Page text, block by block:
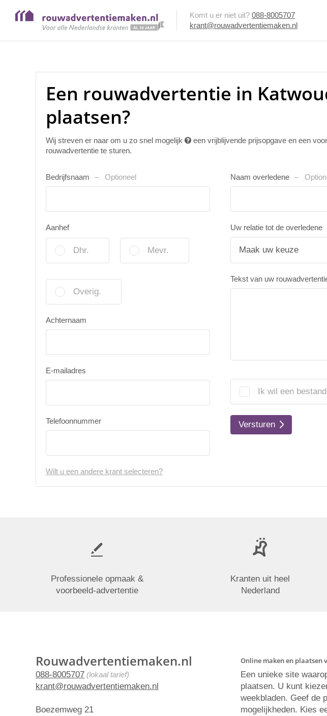
Komt u er niet uit? 088-8005707
krant@rouwadvertentiemaken.nl
Een rouwadvertentie in
plaatsen?
Wij streven er naar om u zo snel mogelijk
een vrijblijvende prijsopgave en een
rouwadvertentie te sturen.
Bedrijfsnaam Optioneel
Aanhef
Dhr. Mevr.
Overig.
Achternaam
E-mailadres
Telefoonnummer
Naam overledene
Uw relatie tot de overledene
Tekst van uw
Ik wil een
Versturen
Wilt u een andere krant selecteren?
Professionele opmaak &
voorbeeld-advertentie
Kranten uit heel
Nederland
Rouwadvertentiemaken.nl
088-8005707 (lokaal tarief)
krant@rouwadvertentiemaken.nl
Boezemweg 21
Online maken en plaatsen
Een unieke site
plaatsen. U kunt
weekbladen. Geef de
mogelijkheden. Kies